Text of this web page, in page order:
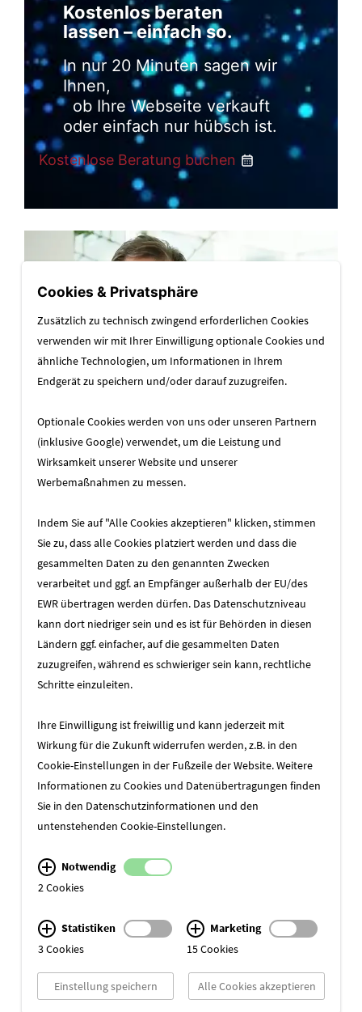
Kostenlos beraten
lassen – einfach so.
In nur 20 Minuten sagen wir
Ihnen,
ob Ihre Webseite verkauft
oder einfach nur hübsch ist.
Kostenlose Beratung buchen
Zusammenarbeit starten
Wir sprechen nicht über Projekte –
wir sprechen über Wirkung.
Zu Beginn geht es nicht um Umfang, Design
oder Technik– sondern um die Frage:
Welche Wirkung soll Ihre Website
Termin buchen
Cookies & Privatsphäre
Zusätzlich zu technisch zwingend erforderlichen Cookies
verwenden wir mit Ihrer Einwilligung optionale Cookies und
ähnliche Technologien, um Informationen in Ihrem
Endgerät zu speichern und/oder darauf zuzugreifen.
Optionale Cookies werden von uns oder unseren Partnern
(inklusive Google) verwendet, um die Leistung und
Wirksamkeit unserer Website und unserer
Werbemaßnahmen zu messen.
Indem Sie auf "Alle Cookies akzeptieren" klicken, stimmen
Sie zu, dass alle Cookies platziert werden und dass die
gesammelten Daten zu den genannten Zwecken
verarbeitet und ggf. an Empfänger außerhalb der EU/des
EWR übertragen werden dürfen. Das Datenschutzniveau
kann dort niedriger sein und es ist für Behörden in diesen
Ländern ggf. einfacher, auf die gesammelten Daten
zuzugreifen, während es schwieriger sein kann, rechtliche
Schritte einzuleiten.
Ihre Einwilligung ist freiwillig und kann jederzeit mit
Wirkung für die Zukunft widerrufen werden, z.B. in den
Cookie-Einstellungen in der Fußzeile der Website. Weitere
Informationen zu Cookies und Datenübertragungen finden
Sie in den Datenschutzinformationen und den
untenstehenden Cookie-Einstellungen.
Notwendig
2 Cookies
Statistiken
3 Cookies
Marketing
15 Cookies
Einstellung speichern Alle Cookies akzeptieren